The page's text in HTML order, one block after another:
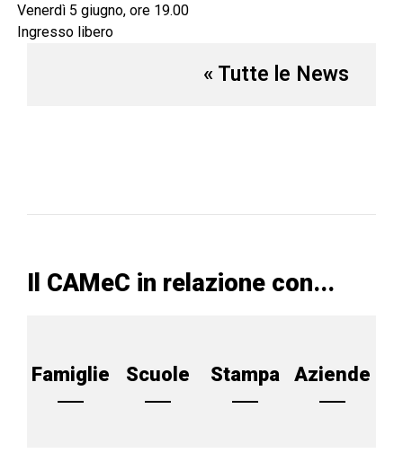
Venerdì 5 giugno, ore 19.00
Ingresso libero
« Tutte le News
Il CAMeC in relazione con...
Famiglie Scuole Stampa Aziende